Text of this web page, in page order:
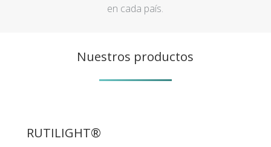
en cada país.
Nuestros productos
RUTILIGHT®